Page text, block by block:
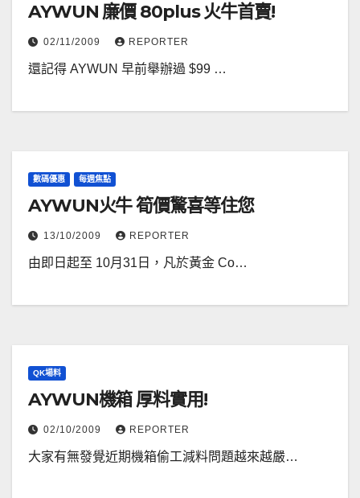
AYWUN 廉價 80plus 火牛首賣!
02/11/2009 REPORTER
還記得 AYWUN 早前舉辦過 $99 …
數碼優惠 每週焦點
AYWUN火牛 筍價驚喜等住您
13/10/2009 REPORTER
由即日起至 10月31日，凡於黃金 Co…
QK場料
AYWUN機箱 厚料實用!
02/10/2009 REPORTER
大家有無發覺近期機箱偷工減料問題越來越嚴…